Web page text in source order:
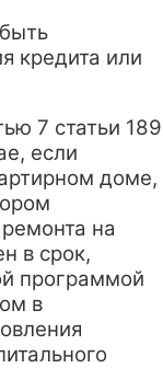
кредита или
7 статьи 189
если
доме,
на
в срок,
программой
в